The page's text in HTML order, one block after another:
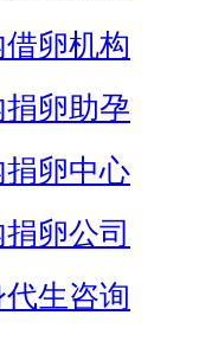
借卵机构
捐卵助孕
捐卵中心
捐卵公司
生咨询